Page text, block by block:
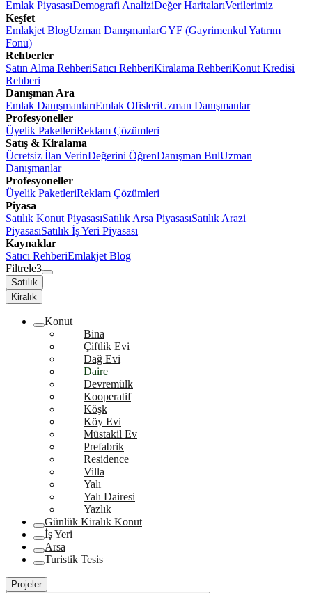
Emlak PiyasasıDemografi AnaliziDeğer HaritalarıVerilerimiz
Keşfet
Emlakjet BlogUzman DanışmanlarGYF (Gayrimenkul Yatırım
Fonu)
Rehberler
Satın Alma RehberiSatıcı RehberiKiralama RehberiKonut Kredisi
Rehberi
Danışman Ara
Emlak DanışmanlarıEmlak OfisleriUzman Danışmanlar
Profesyoneller
Üyelik PaketleriReklam Çözümleri
Satış & Kiralama
Ücretsiz İlan VerinDeğerini ÖğrenDanışman BulUzman
Danışmanlar
Profesyoneller
Üyelik PaketleriReklam Çözümleri
Piyasa
Satılık Konut PiyasasıSatılık Arsa PiyasasıSatılık Arazi
PiyasasıSatılık İş Yeri Piyasası
Kaynaklar
Satıcı RehberiEmlakjet Blog
Filtrele3
Satılık
Kiralık
Konut
Bina
Çiftlik Evi
Dağ Evi
Daire
Devremülk
Kooperatif
Köşk
Köy Evi
Müstakil Ev
Prefabrik
Residence
Villa
Yalı
Yalı Dairesi
Yazlık
Günlük Kiralık Konut
İş Yeri
Arsa
Turistik Tesis
Projeler